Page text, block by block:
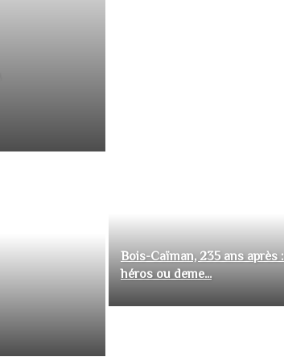
Bois-Caïman, 235 ans après
héros ou deme...